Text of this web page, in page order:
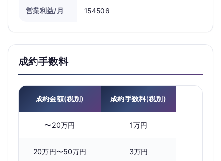
営業利益/月 154506
成約手数料
成約金額(税別) 成約手数料(税別)
〜20万円 1万円
20万円〜50万円 3万円